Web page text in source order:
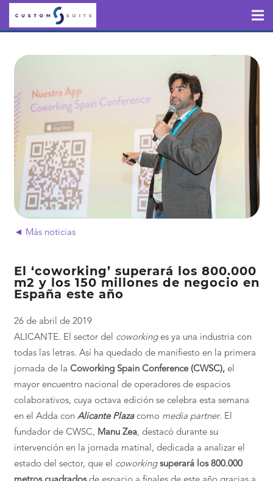
◄ Más noticias
El ‘coworking’ superará los 800.000
m2 y los 150 millones de negocio en
España este año
26 de abril de 2019
ALICANTE. El sector del coworkinges ya una industria con
todas las letras. Así ha quedado de manifiesto en la primera
jornada de la Coworking Spain Conference (CWSC), el
mayor encuentro nacional de operadores de espacios
colaborativos, cuya octava edición se celebra esta semana
en el Adda con Alicante Plazacomo media partner. El
fundador de CWSC, Manu Zea, destacó durante su
intervención en la jornada matinal, dedicada a analizar el
estado del sector, que el coworking superará los 800.000